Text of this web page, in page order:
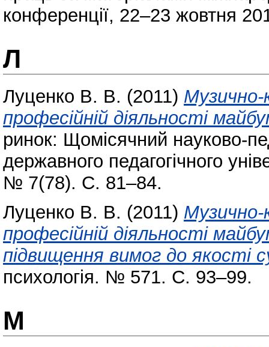
конференції, 22–23 жовтня
Л
Луценко В. В. (2011) Музично-
професійній діяльності
ринок: Щомісячний науково-
державного педагогічного
№ 7(78). С. 81–84.
Луценко В. В. (2011) Музично-
професійній діяльності
підвищення вимог до якості
психологія. № 571. С. 93–99.
М